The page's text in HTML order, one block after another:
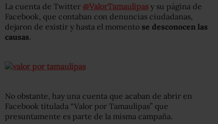
La cuenta de Twitter @ValorTamaulipas y su página de
Facebook, que contaban con denuncias ciudadanas,
dejaron de existir y hasta el momento se desconocen las
causas.
No obstante, hay una cuenta que acaban de abrir en
Facebook titulada “Valor por Tamaulipas” que
presuntamente es parte de la misma campaña.